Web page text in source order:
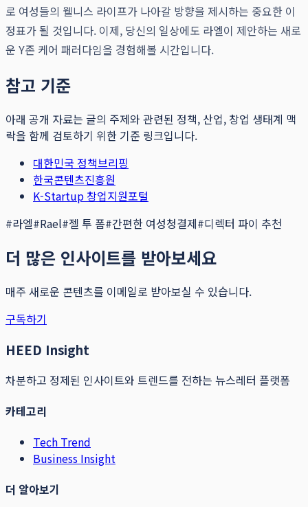
로 여성들의 웰니스 라이프가 나아갈 방향을 제시하는 중요한 이
정표가 될 것입니다. 이제, 당신의 일상에도 라엘이 제안하는 새로
운 Y존 케어 패러다임을 경험해볼 시간입니다.
참고 기준
아래 공개 자료는 글의 주제와 관련된 정책, 산업, 창업 생태계 맥
락을 함께 검토하기 위한 기준 링크입니다.
대한민국 정책브리핑
한국콘텐츠진흥원
K-Startup 창업지원포털
#라엘#Rael#젤 투 폼#간편한 여성청결제#디렉터 파이 추천
더 많은 인사이트를 받아보세요
매주 새로운 콘텐츠를 이메일로 받아보실 수 있습니다.
구독하기
HEED Insight
차분하고 정제된 인사이트와 트렌드를 전하는 뉴스레터 플랫폼
카테고리
Tech Trend
Business Insight
더 알아보기